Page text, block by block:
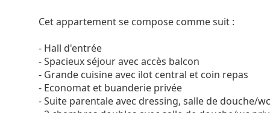
Cet appartement se compose comme suit :
- Hall d'entrée
- Spacieux séjour avec accès balcon
- Grande cuisine avec ilot central et coin repas
- Economat et buanderie privée
- Suite parentale avec dressing, salle de douche/